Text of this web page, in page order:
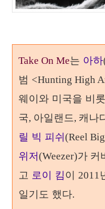
Take On Me는 아하
범 <Hunting High
웨이와 미국을 비
국, 아일랜드, 캐나
릴 빅 피쉬(Reel
위저(Weezer)가 커
고 로이 킴이 2011
일기도 했다.